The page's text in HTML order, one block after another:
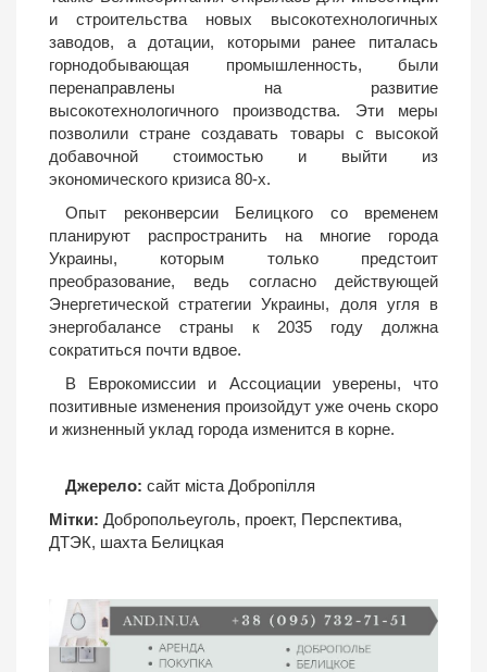
и строительства новых высокотехнологичных
заводов, а дотации, которыми ранее питалась
горнодобывающая промышленность, были
перенаправлены на развитие
высокотехнологичного производства. Эти меры
позволили стране создавать товары с высокой
добавочной стоимостью и выйти из
экономического кризиса 80-х.
Опыт реконверсии Белицкого со временем
планируют распространить на многие города
Украины, которым только предстоит
преобразование, ведь согласно действующей
Энергетической стратегии Украины, доля угля в
энергобалансе страны к 2035 году должна
сократиться почти вдвое.
В Еврокомиссии и Ассоциации уверены, что
позитивные изменения произойдут уже очень скоро
и жизненный уклад города изменится в корне.
Джерело: сайт міста Добропілля
Мітки: Добропольеуголь, проект, Перспектива,
ДТЭК, шахта Белицкая